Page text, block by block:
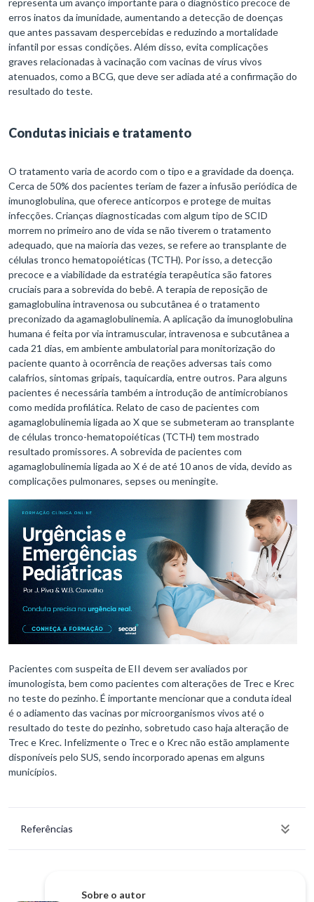
representa um avanço importante para o diagnóstico precoce de
erros inatos da imunidade, aumentando a detecção de doenças
que antes passavam despercebidas e reduzindo a mortalidade
infantil por essas condições. Além disso, evita complicações
graves relacionadas à vacinação com vacinas de vírus vivos
atenuados, como a BCG, que deve ser adiada até a confirmação do
resultado do teste.
Condutas iniciais e tratamento
O tratamento varia de acordo com o tipo e a gravidade da doença.
Cerca de 50% dos pacientes teriam de fazer a infusão periódica de
imunoglobulina, que oferece anticorpos e protege de muitas
infecções. Crianças diagnosticadas com algum tipo de SCID
morrem no primeiro ano de vida se não tiverem o tratamento
adequado, que na maioria das vezes, se refere ao transplante de
células tronco hematopoiéticas (TCTH). Por isso, a detecção
precoce e a viabilidade da estratégia terapêutica são fatores
cruciais para a sobrevida do bebê. A terapia de reposição de
gamaglobulina intravenosa ou subcutânea é o tratamento
preconizado da agamaglobulinemia. A aplicação da imunoglobulina
humana é feita por via intramuscular, intravenosa e subcutânea a
cada 21 dias, em ambiente ambulatorial para monitorização do
paciente quanto à ocorrência de reações adversas tais como
calafrios, sintomas gripais, taquicardia, entre outros. Para alguns
pacientes é necessária também a introdução de antimicrobianos
como medida profilática. Relato de caso de pacientes com
agamaglobulinemia ligada ao X que se submeteram ao transplante
de células tronco-hematopoiéticas (TCTH) tem mostrado
resultado promissores. A sobrevida de pacientes com
agamaglobulinemia ligada ao X é de até 10 anos de vida, devido as
complicações pulmonares, sepses ou meningite.
Pacientes com suspeita de EII devem ser avaliados por
imunologista, bem como pacientes com alterações de Trec e Krec
no teste do pezinho. É importante mencionar que a conduta ideal
é o adiamento das vacinas por microorganismos vivos até o
resultado do teste do pezinho, sobretudo caso haja alteração de
Trec e Krec. Infelizmente o Trec e o Krec não estão amplamente
disponíveis pelo SUS, sendo incorporado apenas em alguns
municípios.
Referências
Sobre o autor